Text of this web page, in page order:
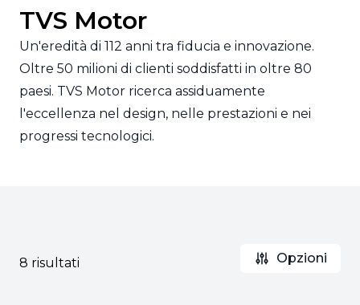
TVS Motor
Un'eredità di 112 anni tra fiducia e innovazione.
Oltre 50 milioni di clienti soddisfatti in oltre 80
paesi. TVS Motor ricerca assiduamente
l'eccellenza nel design, nelle prestazioni e nei
progressi tecnologici.
8 risultati Opzioni